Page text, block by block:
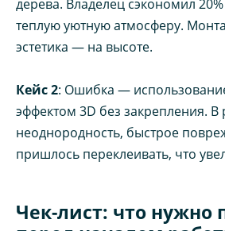
дерева. Владелец сэкономил
теплую уютную атмосферу.
эстетика — на высоте.
Кейс 2: Ошибка —
эффектом 3D без закрепления. В
неоднородность, быстрое
пришлось переклеивать, что
Чек-лист: что нужно